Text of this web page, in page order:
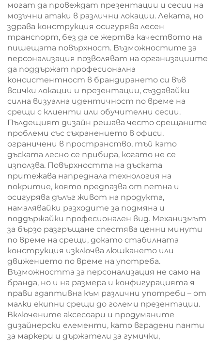
могат да провеждат презентации и сесии на
мозъчни атаки в различни локации. Леката, но
здрава конструкция осигурява лесен
транспорт, без да се жертва качеството на
пишещата повърхност. Възможностите за
персонализация позволяват на организациите
да поддържат професионална
консистентност в брандирането си във
всички локации и презентации, създавайки
силна визуална идентичност по време на
срещи с клиенти или обучителни сесии.
Пълдещият дизайн решава често срещаните
проблеми със съхранението в офиси,
ограничени в пространство, тъй като
дъската лесно се прибира, когато не се
използва. Повърхността на дъската
притежава напреднала технология на
покритие, която предпазва от петна и
осигурява дълъг живот на продукта,
намалявайки разходите за подмяна и
поддържайки професионален вид. Механизмът
за бързо разгръщане спестява ценни минути
по време на срещи, докато стабилната
конструкция изключва люшкането или
движението по време на употреба.
Възможността за персонализация не само на
бранда, но и на размера и конфигурацията я
прави адаптивна към различни употреби – от
малки екипни срещи до големи презентации.
Включените аксесоари и продуманите
дизайнерски елементи, като вградени панти
за маркери и държатели за гумички,